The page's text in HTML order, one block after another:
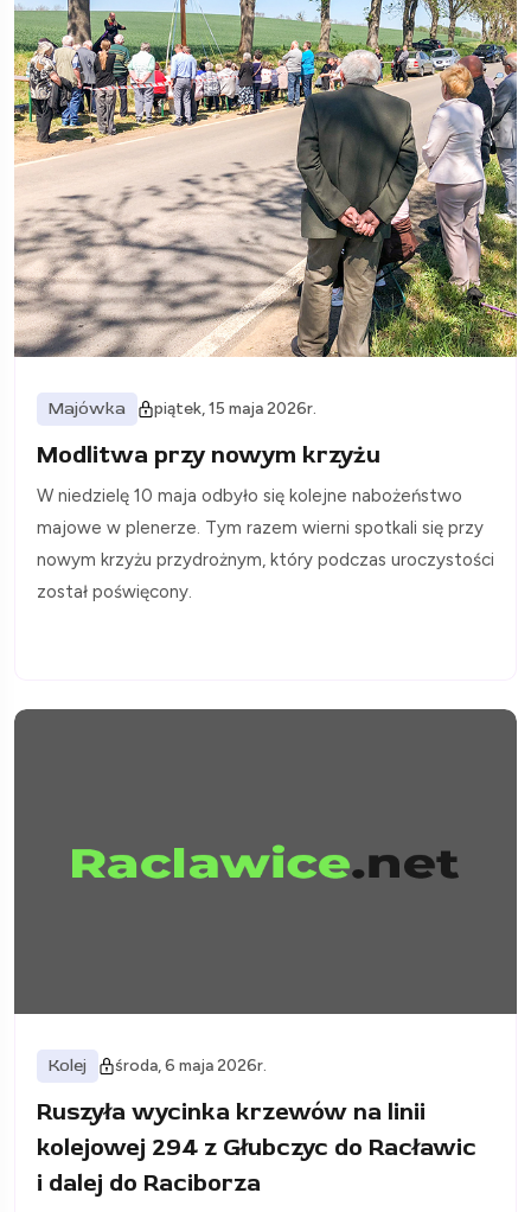
Majówka piątek, 15 maja 2026r.
Modlitwa przy nowym krzyżu
W niedzielę 10 maja odbyło się kolejne nabożeństwo
majowe w plenerze. Tym razem wierni spotkali się przy
nowym krzyżu przydrożnym, który podczas uroczystości
został poświęcony.
Kolej środa, 6 maja 2026r.
Ruszyła wycinka krzewów na linii
kolejowej 294 z Głubczyc do Racławic
i dalej do Raciborza